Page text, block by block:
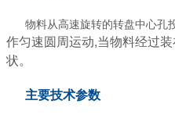
物料从高速旋转的转盘中心孔
作匀速圆周运动,当物料经过
状。
主要技术参数